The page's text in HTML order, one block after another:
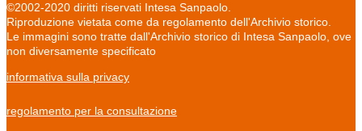
©2002-2020 diritti riservati Intesa Sanpaolo.
Riproduzione vietata come da regolamento dell'Archivio storico.
Le immagini sono tratte dall'Archivio storico di Intesa Sanpaolo, ove
non diversamente specificato
informativa sulla privacy
regolamento per la consultazione